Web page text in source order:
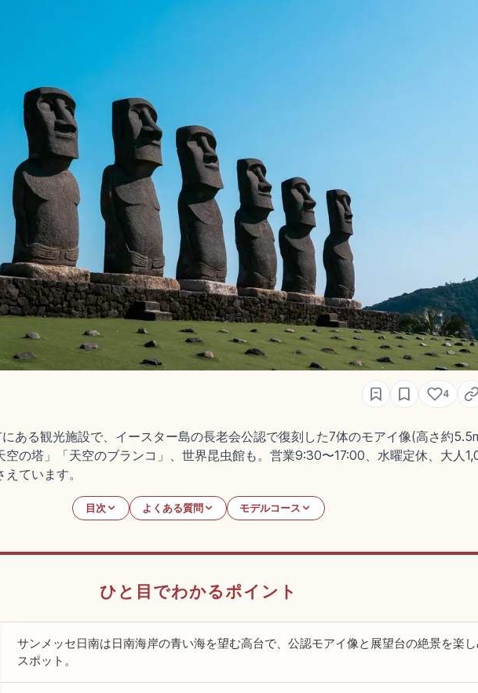
4
ある観光施設で、イースター島の長老会公認で復刻した7体のモアイ像(高さ約
の塔」「天空のブランコ」、世界昆虫館も。営業9:30〜17:00、水曜定休、大人
ています。
目次 よくある質問 モデルコース
ひと目でわかるポイント
サンメッセ日南は日南海岸の青い海を望む高台で、公認モアイ像と展望台の絶景を楽
スポット。